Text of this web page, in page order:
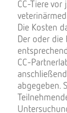
CC-Tiere
Die Kosten
Der oder
CC-
abgegeben.